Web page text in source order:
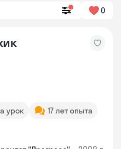
0
урок
17 лет опыта